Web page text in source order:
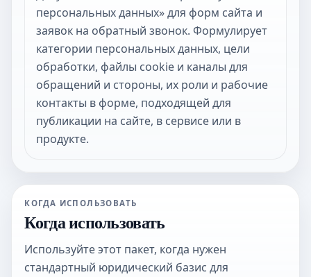
персональных данных» для форм сайта и
заявок на обратный звонок. Формулирует
категории персональных данных, цели
обработки, файлы cookie и каналы для
обращений и стороны, их роли и рабочие
контакты в форме, подходящей для
публикации на сайте, в сервисе или в
продукте.
КОГДА ИСПОЛЬЗОВАТЬ
Когда использовать
Используйте этот пакет, когда нужен
стандартный юридический базис для